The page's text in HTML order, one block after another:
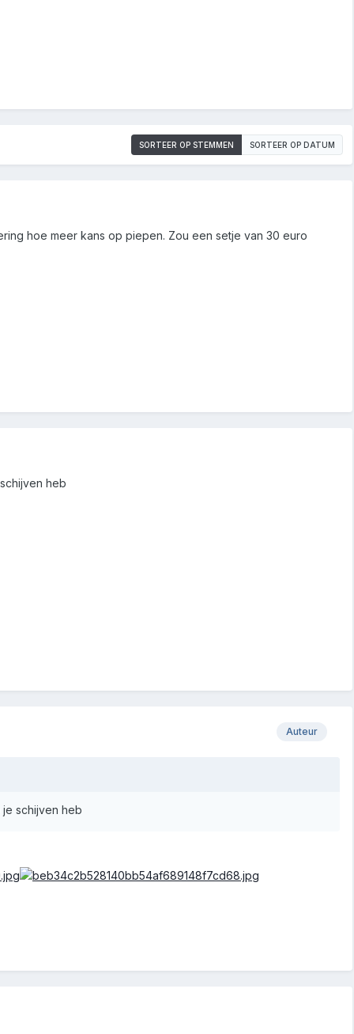
SORTEER OP STEMMEN SORTEER OP DATUM
hoe meer kans op piepen. Zou een setje van 30 euro
heb
Auteur
schijven heb